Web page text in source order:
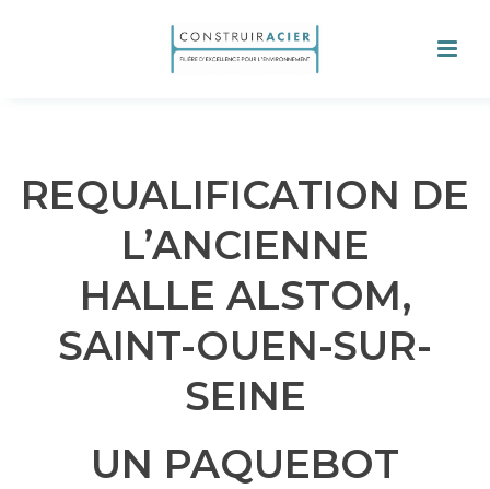
REQUALIFICATION DE
L’ANCIENNE
HALLE ALSTOM,
SAINT-OUEN-SUR-
SEINE
UN PAQUEBOT